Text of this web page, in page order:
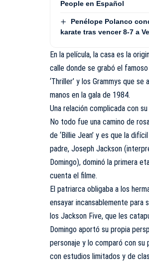
People en Español
Penélope Polanco
karate tras vencer 8-7 a
En la película, la casa es la
calle donde se grabó el
‘Thriller’ y los Grammys que se
manos en la gala de 1984.
Una relación complicada con
No todo fue una camino de
de ‘Billie Jean’ y es que la
padre, Joseph Jackson
Domingo), dominó la primera
cuenta el filme.
El patriarca obligaba a los
ensayar incansablemente para
los Jackson Five, que les
Domingo aportó su propia
personaje y lo comparó con su
con estudios limitados y de